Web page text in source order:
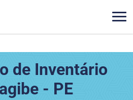
de Inventário
- PE